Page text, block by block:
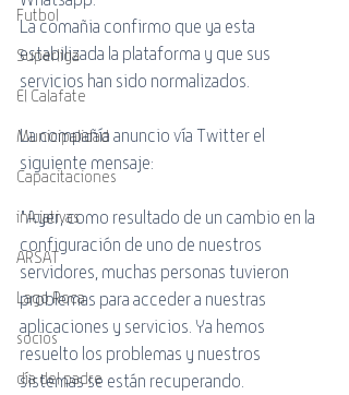
Futbol
Superliga
El Calafate
Municipalidad
Capacitaciones
iniciativas
ARSAT
Lago Roca
socios
día del padre
La comañia confirmo que ya esta
estabilizada la plataforma y que sus
servicios han sido normalizados.
La compañía anuncio vía Twitter el
siguiente mensaje:
"Ayer, como resultado de un cambio en la
configuración de uno de nuestros
servidores, muchas personas tuvieron
problemas para acceder a nuestras
aplicaciones y servicios. Ya hemos
resuelto los problemas y nuestros
sistemas se están recuperando.